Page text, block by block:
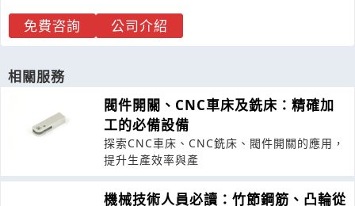
免費咨詢
公司介紹
相關服務
閥件開關、CNC車床及銑床：精確加
工的必備設備
探索CNC車床、CNC銑床、閥件開關的應用，
提升生產效率與產
機械技術人員必讀：竹節鋼筋、凸輪從